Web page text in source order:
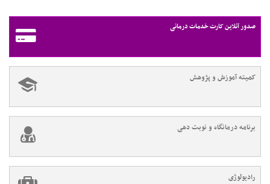
صدور آنلاین کارت خدمات درمانی
کمیته آموزش و پژوهش
برنامه درمانگاه و نوبت دهی
رادیولوژی